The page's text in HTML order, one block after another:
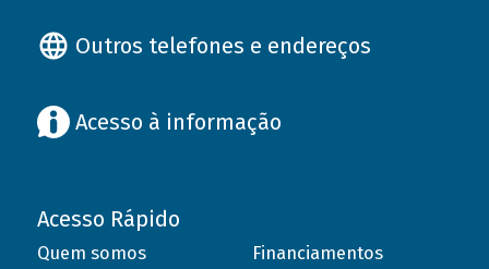
Outros telefones e endereços
Acesso à informação
Acesso Rápido
Quem somos
Financiamentos